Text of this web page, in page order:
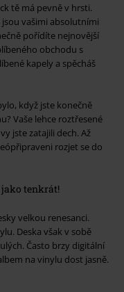
tě má pevně v hrsti.
jsou vašimi absolutními
pořídíte nejnovější
obchodu s
kapely a spěcháš
když jste konečně
Vaše lehce roztřesené
jste zatajili dech. Až
rozjet se do
jako tenkrát!
velkou renesanci.
Deska však v sobě
Často brzy digitální
na vinylu dost jasně.